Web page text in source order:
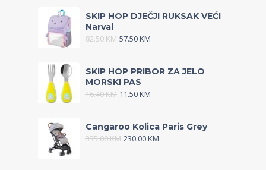
SKIP HOP DJEČJI RUKSAK VEĆI
Narval
82.50KM 57.50KM
SKIP HOP PRIBOR ZA JELO
MORSKI PAS
16.40KM 11.50KM
Cangaroo Kolica Paris Grey
335.00KM 230.00KM